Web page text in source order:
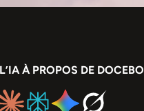
À PROPOS DE DOCEBO